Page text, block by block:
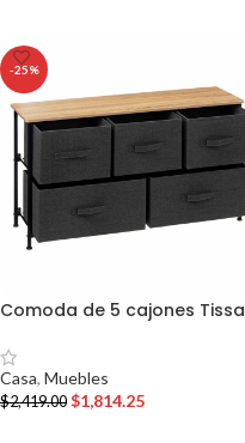
-25%
Comoda de 5 cajones Tissa
Casa, Muebles
$2,419.00 $1,814.25